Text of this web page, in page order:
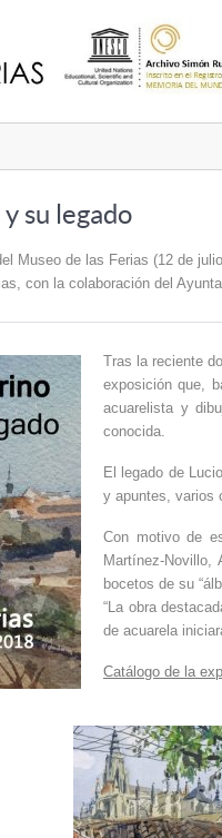
su legado
Museo de las Ferias (12 de
con la colaboración del
Tras la reciente
exposición que,
acuarelista y
conocida.
El legado de
y apuntes, varios
Con motivo de
Martínez-Novillo,
bocetos de su
“La obra
de acuarela
Catálogo de la